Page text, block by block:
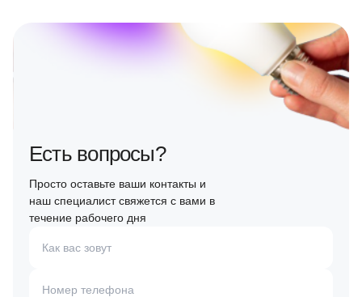
Есть вопросы?
Просто оставьте ваши контакты и
наш специалист свяжется с вами в
течение рабочего дня
Как вас зовут
Номер телефона